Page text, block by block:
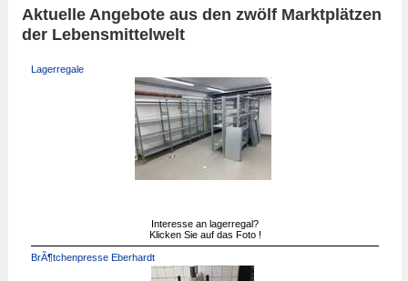
Aktuelle Angebote aus den zwölf Marktplätzen
der Lebensmittelwelt
Lagerregale
Interesse an lagerregal?
Klicken Sie auf das Foto !
BrÃ¶tchenpresse Eberhardt